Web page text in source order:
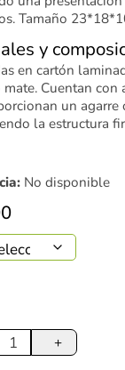
Tamaño
y
en cartón
mate. Cuentan con
un agarre
la estructura
No disponible
+